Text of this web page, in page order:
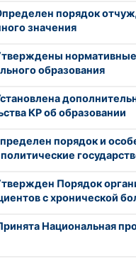
порядок
значения
нормативные
образования
КР об образовании
порядок и
Порядок
с хронической
Национальная